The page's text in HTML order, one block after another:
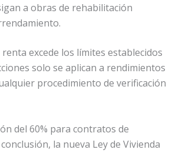
a obras de rehabilitación
excede los límites establecidos
solo se aplican a rendimientos
procedimiento de verificación
del 60% para contratos de
la nueva Ley de Vivienda